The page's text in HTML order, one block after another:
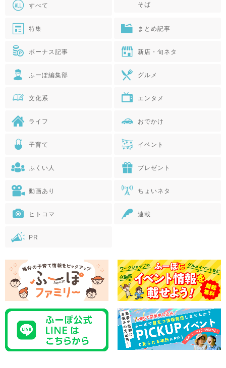
すべて そば
特集 まとめ記事
ボーナス記事 新店・旬ネタ
ふーぽ編集部 グルメ
文化系 エンタメ
ライフ おでかけ
子育て イベント
ふくい人 プレゼント
動画あり ちょいネタ
ヒトコマ 連載
PR